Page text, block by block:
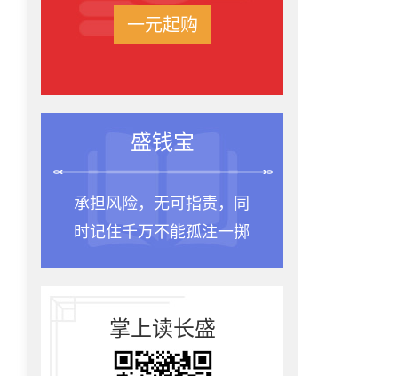
一元起购
盛钱宝
承担风险，无可指责，同
时记住千万不能孤注一掷
掌上读长盛